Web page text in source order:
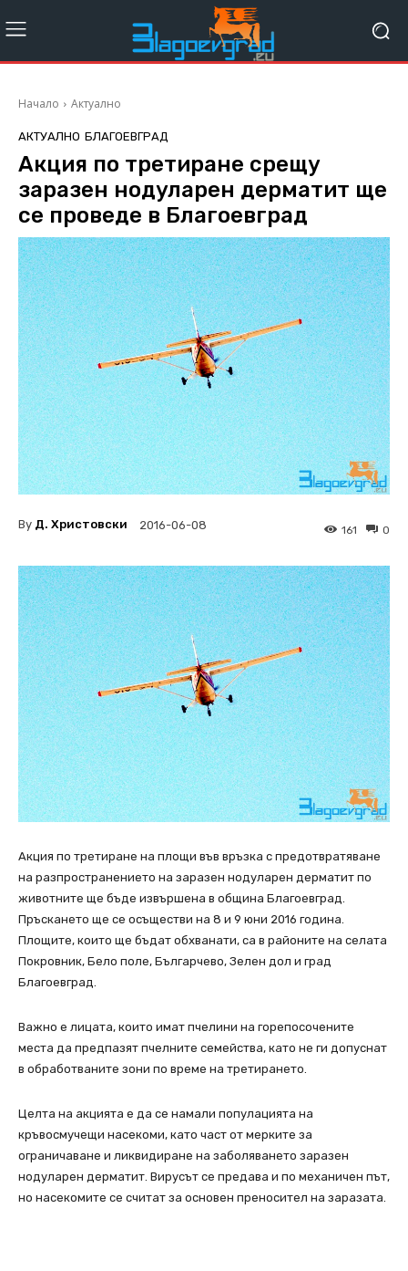
Начало Актуално
АКТУАЛНО БЛАГОЕВГРАД
Акция по третиране срещу
заразен нодуларен дерматит ще
се проведе в Благоевград
By Д. Христовски 2016-06-08 0
161
Акция по третиране на площи във връзка с предотвратяване
на разпространението на заразен нодуларен дерматит по
животните ще бъде извършена в община Благоевград.
Пръскането ще се осъществи на 8 и 9 юни 2016 година.
Площите, които ще бъдат обхванати, са в районите на селата
Покровник, Бело поле, Българчево, Зелен дол и град
Благоевград.
Важно е лицата, които имат пчелини на горепосочените
места да предпазят пчелните семейства, като не ги допуснат
в обработваните зони по време на третирането.
Целта на акцията е да се намали популацията на
кръвосмучещи насекоми, като част от мерките за
ограничаване и ликвидиране на заболяването заразен
нодуларен дерматит. Вирусът се предава и по механичен път,
но насекомите се считат за основен преносител на заразата.